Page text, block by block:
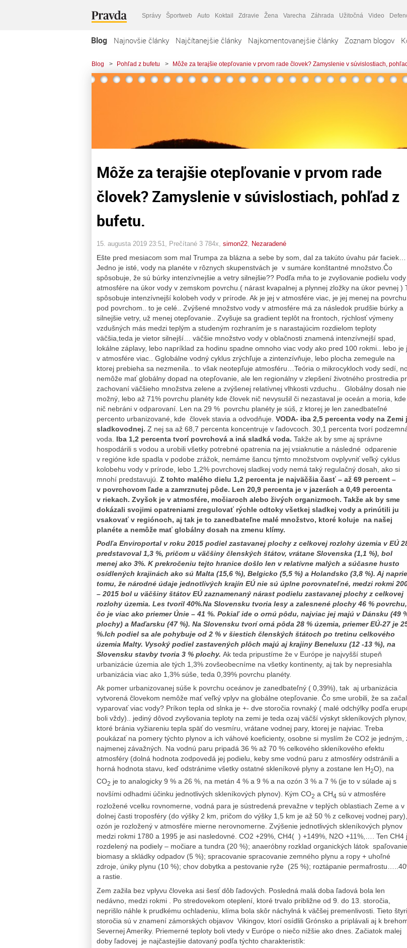
Správy Športweb Auto Koktail Zdravie Žena Varecha Záhrada Užitočná Video
Blog Najnovšie články Najčítanejšie články Najkomentovanejšie články Zoznam blogov
Blog > Pohľad z bufetu > Môže za terajšie otepľovanie v prvom rade človek? Zamyslenie v súvislostiach,
Môže za terajšie otepľovanie v prvom rade
človek? Zamyslenie v súvislostiach, pohľad z
bufetu.
15. augusta 2019 23:51 , Prečítané 3 784x, simon22 Nezaradené
Ešte pred mesiacom som mal Trumpa za blázna a sebe by som, dal za takúto úvahu pár faciek…
Jedno je isté, vody na planéte v rôznych skupenstvách je v sumáre konštantné množstvo.Čo
spôsobuje, že sú búrky intenzívnejšie a vetry silnejšie?? Podľa mňa to je zvyšovanie podielu
atmosfére na úkor vody v zemskom povrchu.( nárast kvapalnej a plynnej zložky na úkor pevnej )
spôsobuje intenzívnejší kolobeh vody v prírode. Ak je jej v atmosfére viac, je jej menej na
pod povrchom.. to je celé.. Zvýšené množstvo vody v atmosfére má za následok prudšie búrky a
silnejšie vetry, už menej otepľovanie.. Zvyšuje sa gradient teplôt na frontoch, rýchlosť výmeny
vzdušných más medzi teplým a studeným rozhraním je s narastajúcim rozdielom teploty
väčšia,teda je vietor silnejší… väčšie množstvo vody v oblačnosti znamená intenzívnejší spad,
lokálne záplavy, lebo napríklad za hodinu spadne omnoho viac vody ako pred 100 rokmi.. lebo je
v atmosfére viac.. Gglobálne vodný cyklus zrýchľuje a zintenzívňuje, lebo plocha zemegule na
ktorej prebieha sa nezmenila.. to však neotepľuje atmosféru…Teória o mikrocykloch vody sedí,
nemôže mať globálny dopad na otepľovanie, ale len regionálny v zlepšení životného prostredia
zachovaní väčšieho množstva zelene a zvýšenej relatívnej vlhkosti vzduchu.. Globálny dosah nie
možný, lebo až 71% povrchu planéty kde človek nič nevysušil či nezastaval je oceán a moria, kde
nič nebráni v odparovaní. Len na 29 % povrchu planéty je súš, z ktorej je len zanedbateľné
percento urbanizované, kde človek stavia a odvodňuje. VODA- iba 2,5 percenta vody na Zemi
sladkovodnej. Z nej sa až 68,7 percenta koncentruje v ľadovcoch. 30,1 percenta tvorí
voda. Iba 1,2 percenta tvorí povrchová a iná sladká voda. Takže ak by sme aj správne
hospodárili s vodou a urobili všetky potrebné opatrenia na jej vsiaknutie a následné odparenie
v regióne kde spadla v podobe zrážok, nemáme šancu týmto množstvom ovplyvniť veľký cyklus
kolobehu vody v prírode, lebo 1,2% povrchovej sladkej vody nemá taký regulačný dosah, ako si
mnohí predstavujú. Z tohto malého dielu 1,2 percenta je najväčšia časť – až 69 percent –
v povrchovom ľade a zamrznutej pôde. Len 20,9 percenta je v jazerách a 0,49 percenta
v riekach. Zvyšok je v atmosfére, močiaroch alebo živých organizmoch. Takže ak by sme
dokázali svojimi opatreniami zregulovať rýchle odtoky všetkej sladkej vody a prinútili ju
vsakovať v regiónoch, aj tak je to zanedbateľne malé množstvo, ktoré koluje na našej
planéte a nemôže mať globálny dosah na zmenu klímy.
Podľa Enviroportal v roku 2015 podiel zastavanej plochy z celkovej rozlohy územia v EÚ
predstavoval 1,3 %, pričom u väčšiny členských štátov, vrátane Slovenska (1,1 %), bol
menej ako 3%. K prekročeniu tejto hranice došlo len v relatívne malých a súčasne husto
osídlených krajinách ako sú Malta (15,6 %), Belgicko (5,5 %) a Holandsko (3,8 %). Aj
tomu, že národné údaje jednotlivých krajín EÚ nie sú úplne porovnateľné, medzi rokmi
– 2015 bol u väčšiny štátov EÚ zaznamenaný nárast podielu zastavanej plochy z celkovej
rozlohy územia. Les tvoril 40%.Na Slovensku tvoria lesy a zalesnené plochy 46 % povrchu,
čo je viac ako priemer Únie – 41 %. Pokiaľ ide o ornú pôdu, najviac jej majú v Dánsku (49
plochy) a Maďarsku (47 %). Na Slovensku tvorí orná pôda 28 % územia, priemer EÚ-27 je
%.Ich podiel sa ale pohybuje od 2 % v šiestich členských štátoch po tretinu celkového
územia Malty. Vysoký podiel zastavených plôch majú aj krajiny Beneluxu (12 -13 %), na
Slovensku stavby tvoria 3 % plochy. Ak teda pripustíme že v Európe je najvyšší stupeň
urbanizácie územia ale tých 1,3% zovšeobecníme na všetky kontinenty, aj tak by nepresiahla
urbanizácia viac ako 1,3% súše, teda 0,39% povrchu planéty.
Ak pomer urbanizovanej súše k povrchu oceánov je zanedbateľný ( 0,39%), tak aj urbanizácia
vytvorená človekom nemôže mať veľký vplyv na globálne otepľovanie. Čo sme urobili, že sa
vyparovať viac vody? Príkon tepla od slnka je +- dve storočia rovnaký ( malé odchýlky podľa
boli vždy).. jediný dôvod zvyšovania teploty na zemi je teda ozaj väčší výskyt skleníkových plynov,
ktoré bránia vyžiareniu tepla späť do vesmíru, vrátane vodnej pary, ktorej je najviac. Treba
poukázať na pomery týchto plynov a ich váhové koeficienty, osobne si myslím že CO2 je jedným,
najmenej závažných. Na vodnú paru pripadá 36 % až 70 % celkového skleníkového efektu
atmosféry (dolná hodnota zodpovedá jej podielu, keby sme vodnú paru z atmosféry odstránili a
horná hodnota stavu, keď odstránime všetky ostatné skleníkové plyny a zostane len H2O), na
CO2 je to analogicky 9 % a 26 %, na metán 4 % a 9 % a na ozón 3 % a 7 % (je to v súlade aj s
novšími odhadmi účinku jednotlivých skleníkových plynov). Kým CO2 a CH4 sú v atmosfére
rozložené vcelku rov­nomerne, vodná para je sústre­dená prevažne v teplých oblastiach Zeme a v
dolnej časti troposféry (do výšky 2 km, pričom do výšky 1,5 km je až 50 % z celkovej vodnej pary),
ozón je rozložený v atmosfére mierne nerovnomerne. Zvýšenie jednotlivých skleníkových plynov
medzi rokmi 1780 a 1995 je asi nasledovné. CO2 +29%, CH4( ) +149%, N2O +11%,…. Ten CH4
rozdelený na podiely – močiare a tundra (20 %); anaeróbny rozklad organických látok spaľovanie
biomasy a skládky odpadov (5 %); spracovanie spracovanie zemného plynu a ropy + uhoľné
zdroje, úniky plynu (10 %); chov dobytka a pestovanie ryže (25 %); roztápanie
a rastie.
Zem zažila bez vplyvu človeka asi šesť dôb ľadových. Posledná malá doba ľadová bola len
nedávno, medzi rokmi . Po stredovekom oteplení, ktoré trvalo približne od 9. do 13. storočia,
neprišlo náhle k prudkému ochladeniu, klíma bola skôr náchylná k väčšej premenlivosti. Tieto štyri
storočia sú v znamení zámorských objavov Vikingov, ktorí osídlili Grónsko a priplávali aj k
Severnej Ameriky. Priemerné teploty boli vtedy v Európe o niečo nižšie ako dnes. Začiatok malej
doby ľadovej je najčastejšie datovaný podľa týchto charakteristík: